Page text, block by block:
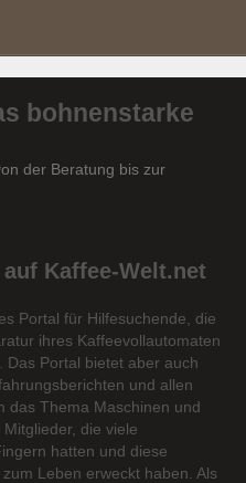
bohnenstarke
der Beratung bis zur
Kaffee-Welt.net
Portal für Hilfesuchende, die
ihres Kaffeevollautomaten
Portal bietet aber auch
und allen
das Thema Maschinen und
die viele
hatten und diese
Leben erweckt haben. Als